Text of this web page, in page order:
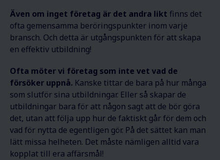
Även om inget företag är det andra likt finns det
ofta gemensamma beröringspunkter inom varje
bransch. Och detta är utgångspunkten för att skapa
en effektiv utbildning!
Ofta möter vi företag som inte vet vad de
försöker uppnå. Kanske tittar de bara på hur många
som slutför sina utbildningar. Eller så skapar de
utbildningar bara för att någon sagt att de bör göra
det, utan att följa upp hur de faktiskt går för dem och
vad för nytta de egentligen gör. På det sättet kan man
lätt missa helheten. Det måste nämligen alltid vara
kopplat till era affärsmål!